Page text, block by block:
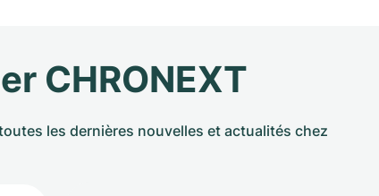
CHRONEXT
les dernières nouvelles et actualités chez